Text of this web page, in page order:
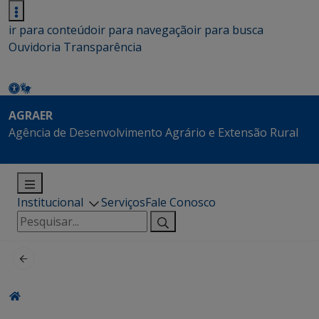
ir para conteúdoir para navegaçãoir para busca
Ouvidoria Transparência
AGRAER
Agência de Desenvolvimento Agrário e Extensão Rural
Institucional ServiçosFale Conosco
Pesquisar
por: